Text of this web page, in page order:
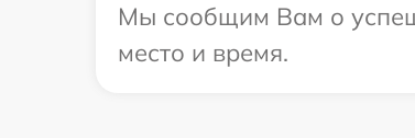
Мы сообщим Вам о
место и время.